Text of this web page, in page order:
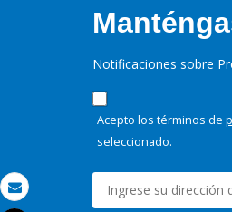
Correo electrónico
Notificaciones sobre
Acepto los términos de
seleccionado.